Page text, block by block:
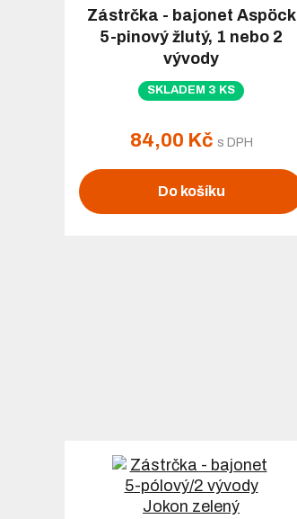
Zástrčka - bajonet Aspöck
5-pinový žlutý, 1 nebo 2
vývody
SKLADEM 3 KS
84,00 Kč s DPH
Do košíku